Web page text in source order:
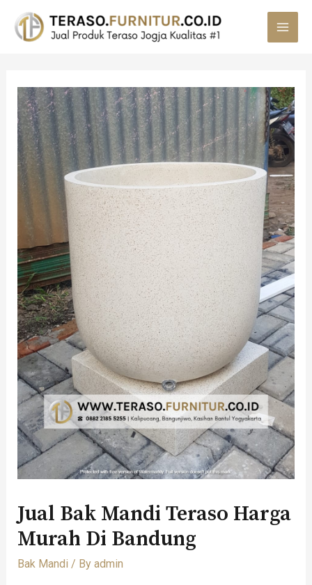
Jual Bak Mandi Teraso Harga
Murah Di Bandung
Bak Mandi / By admin